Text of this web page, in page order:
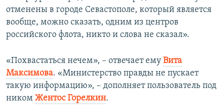
отменены в городе Севастополе, который является
вообще, можно сказать, одним из центров
российского флота, никто и слова не сказал».
«Похвастаться нечем», – отвечает ему Вита
Максимова. «Министерство правды не пускает
такую информацию», – дополняет пользователь под
ником Жентос Горелкин.